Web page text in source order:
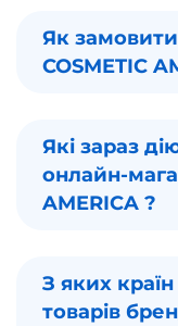
Як
COSMETIC
Які зараз
онлайн-
AMERICA ?
З яких
товарів